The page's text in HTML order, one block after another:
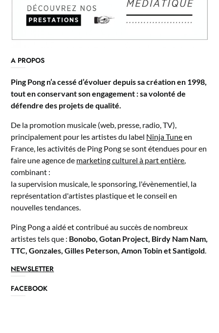
A PROPOS
Ping Pong n’a cessé d’évoluer depuis sa création en 1998,
tout en conservant son engagement : sa volonté de
défendre des projets de qualité.
De la promotion musicale (web, presse, radio, TV),
principalement pour les artistes du label Ninja Tuneen
France, les activités de Ping Pong se sont étendues pour en
faire une agence de marketing culturel à part entière
combinant :
la supervision musicale, le sponsoring, l'évènementiel, la
représentation d'artistes plastique et le conseil en
nouvelles tendances.
Ping Pong a aidé et contribué au succès de nombreux
artistes tels que : Bonobo, Gotan Project, Birdy Nam Nam,
TTC, Gonzales, Gilles Peterson, Amon Tobin et Santigold
NEWSLETTER
FACEBOOK